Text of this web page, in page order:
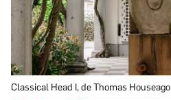
Classical Head I, de Thomas Houseago